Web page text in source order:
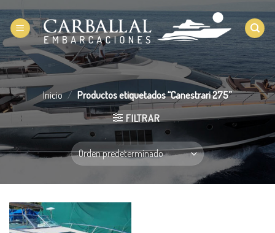
Saltar
al
contenido
Inicio / Productos etiquetados “Canestrari 275”
FILTRAR